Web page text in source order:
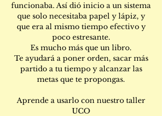
funcionaba. Así dió inicio a un sistema
que solo necesitaba papel y lápiz, y
que era al mismo tiempo efectivo y
poco estresante.
Es mucho más que un libro.
Te ayudará a poner orden, sacar más
partido a tu tiempo y alcanzar las
metas que te propongas.
Aprende a usarlo con nuestro taller
UCO